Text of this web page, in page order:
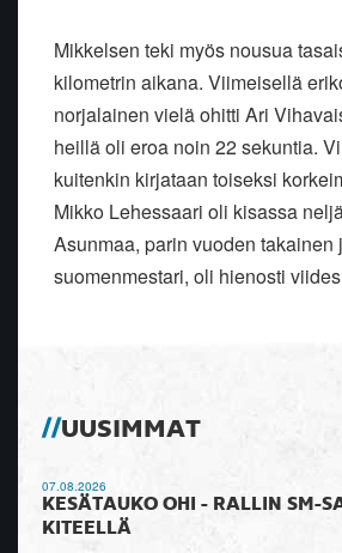
Mikkelsen teki myös nousua
kilometrin aikana. Viimeisellä
norjalainen vielä ohitti Ari
heillä oli eroa noin 22 sekuntia.
kuitenkin kirjataan toiseksi
Mikko Lehessaari oli kisassa
Asunmaa, parin vuoden takainen
suomenmestari, oli hienosti
UUSIMMAT
07.08.2026
KESÄTAUKO OHI - RALLIN SM-
KITEELLÄ